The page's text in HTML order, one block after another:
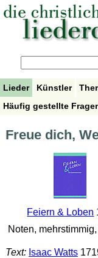
Lieder Künstler
Häufig gestellte
Freue dich,
Feiern & Loben
Noten,
Text: Isaac Watts